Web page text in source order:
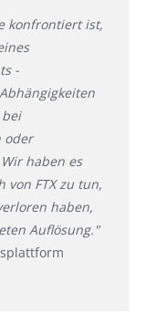
konfrontiert ist,
-
oder
haben es
FTX zu tun,
haben,
Auflösung."